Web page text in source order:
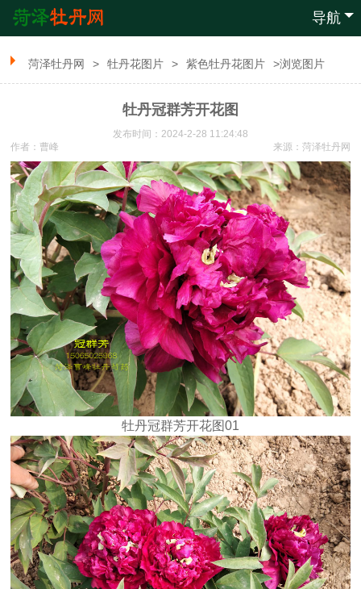
导航
菏泽牡丹网 > 牡丹花图片 > 紫色牡丹花图片 >浏览图片
牡丹冠群芳开花图
发布时间：2024-2-28 11:24:48
来源： 菏泽牡丹网
作者：曹峰
牡丹冠群芳开花图01